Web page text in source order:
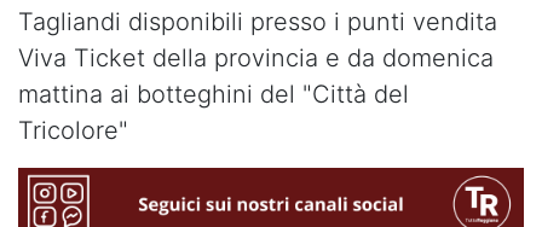
Tagliandi disponibili presso i punti vendita
Viva Ticket della provincia e da domenica
mattina ai botteghini del "Città del
Tricolore"